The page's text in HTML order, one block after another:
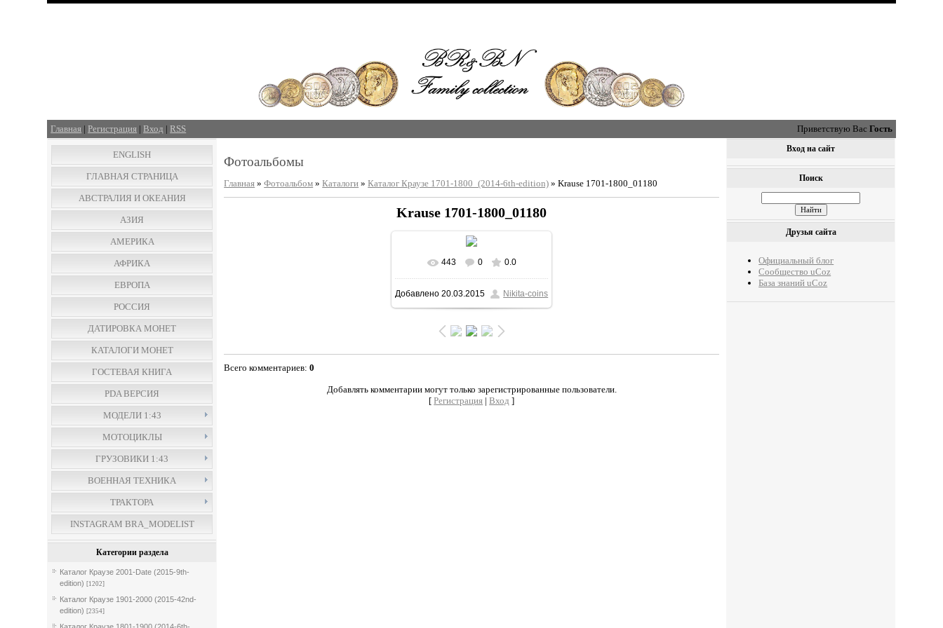
Главная | Регистрация |Вход | RSS Приветствую Вас Гость
ENGLISH
ГЛАВНАЯ СТРАНИЦА
АВСТРАЛИЯ И ОКЕАНИЯ
АЗИЯ
АМЕРИКА
АФРИКА
ЕВРОПА
РОССИЯ
ДАТИРОВКА МОНЕТ
КАТАЛОГИ МОНЕТ
ГОСТЕВАЯ КНИГА
PDA ВЕРСИЯ
МОДЕЛИ 1:43
МОТОЦИКЛЫ
ГРУЗОВИКИ 1:43
ВОЕННАЯ ТЕХНИКА
ТРАКТОРА
INSTAGRAM BRA_MODELIST
Категории раздела
Каталог Краузе 2001-Date (2015-9th-
edition) [1202]
Каталог Краузе 1901-2000 (2015-42nd-
edition) [2354]
Фотоальбомы
Главная »Фотоальбом »Каталоги »Каталог Краузе 1701-1800_(2014-6th-edition) » Krause 1701-1800_01180
Krause 1701-1800_01180
В реальном размере
1213x1600/ 322.8Kb
443 0 0.0
Добавлено 20.03.2015 Nikita-coins
Всего комментариев:0
Добавлять комментарии могут только зарегистрированные пользователи.
[Регистрация |Вход ]
Вход на сайт
Поиск
Друзья сайта
Официальный блог
Сообщество uCoz
База знаний uCoz